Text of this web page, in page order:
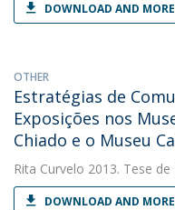
DOWNLOAD AND
OTHER
Estratégias de
Exposições nos
Chiado e o Museu
Rita Curvelo 2013. Tese
DOWNLOAD AND